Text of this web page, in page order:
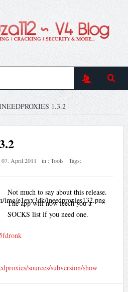
1.3.2
07. April 2011 in :Tools
Tags:
Not much to say about this release.
The app will now leech you a
SOCKS list if you need one.
sources/subversion/show